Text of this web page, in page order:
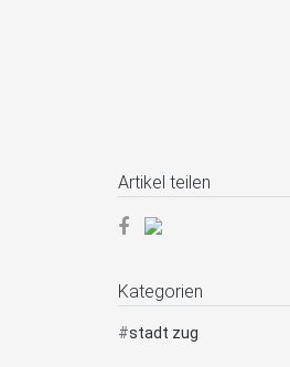
Artikel teilen
Kategorien
#stadt zug